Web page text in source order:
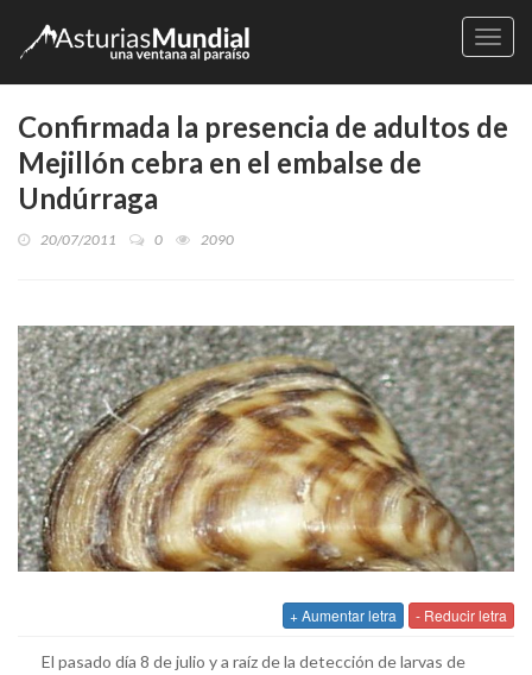
Confirmada la presencia de adultos de
Mejillón cebra en el embalse de
Undúrraga
20/07/2011 0 2090
+ Aumentar letra - Reducir letra
El pasado día 8 de julio y a raíz de la detección de larvas de